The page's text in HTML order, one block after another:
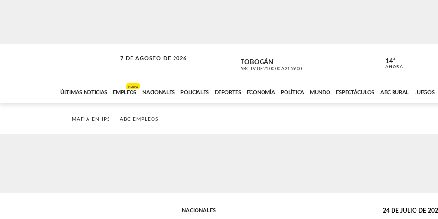
7 DE AGOSTO DE 2026
SOLO MÚSICA TOBOGÁN
ABC TV DE 21:00:00 A 21:59:00 ABC CARDINAL
14º
AHORA
ÚLTIMAS NOTICIAS EMPLEOS
NUEVO
NACIONALES POLICIALES DEPORTES ECONOMÍA POLÍTICA MUNDO ESPECTÁCULOS ABC RURAL JUEGOS
MAFIA EN IPS ABC EMPLEOS
NACIONALES 24 DE JULIO DE